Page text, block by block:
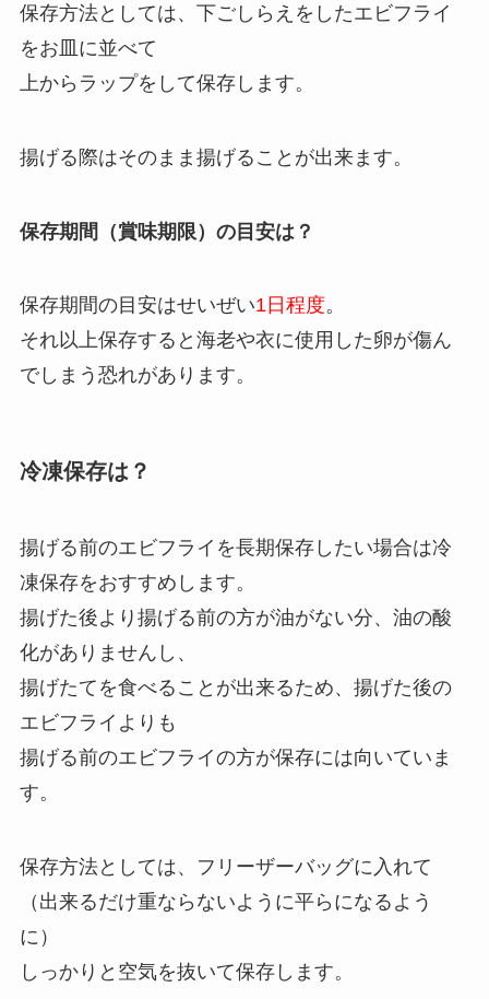
保存方法としては、下ごしらえをしたエビフライ
をお皿に並べて
上からラップをして保存します。
揚げる際はそのまま揚げることが出来ます。
保存期間（賞味期限）の目安は？
保存期間の目安はせいぜい1日程度。
それ以上保存すると海老や衣に使用した卵が傷ん
でしまう恐れがあります。
冷凍保存は？
揚げる前のエビフライを長期保存したい場合は冷
凍保存をおすすめします。
揚げた後より揚げる前の方が油がない分、油の酸
化がありませんし、
揚げたてを食べることが出来るため、揚げた後の
エビフライよりも
揚げる前のエビフライの方が保存には向いていま
す。
保存方法としては、フリーザーバッグに入れて
（出来るだけ重ならないように平らになるよう
に）
しっかりと空気を抜いて保存します。